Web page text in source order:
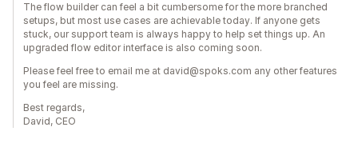
The flow builder can feel a bit cumbersome for the more branched
setups, but most use cases are achievable today. If anyone gets
stuck, our support team is always happy to help set things up. An
upgraded flow editor interface is also coming soon.
Please feel free to email me at david@spoks.com any other features
you feel are missing.
Best regards,
David, CEO